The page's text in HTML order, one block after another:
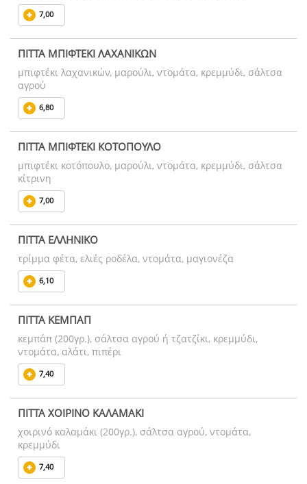
7,00
ΠΙΤΤΑ ΜΠΙΦΤΕΚΙ ΛΑΧΑΝΙΚΩΝ
μπιφτέκι λαχανικών, μαρούλι, ντομάτα, κρεμμύδι, σάλτσα
αγρού
6,80
ΠΙΤΤΑ ΜΠΙΦΤΕΚΙ ΚΟΤΟΠΟΥΛΟ
μπιφτέκι κοτόπουλο, μαρούλι, ντομάτα, κρεμμύδι, σάλτσα
κίτρινη
7,00
ΠΙΤΤΑ ΕΛΛΗΝΙΚΟ
τρίμμα φέτα, ελιές ροδέλα, ντομάτα, μαγιονέζα
6,10
ΠΙΤΤΑ ΚΕΜΠΑΠ
κεμπάπ (200γρ.), σάλτσα αγρού ή τζατζίκι, κρεμμύδι,
ντομάτα, αλάτι, πιπέρι
7,40
ΠΙΤΤΑ ΧΟΙΡΙΝΟ ΚΑΛΑΜΑΚΙ
χοιρινό καλαμάκι (200γρ.), σάλτσα αγρού, ντομάτα,
κρεμμύδι
7,40